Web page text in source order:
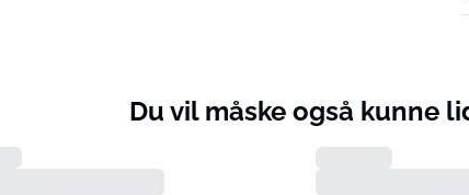
Du vil måske også kunne